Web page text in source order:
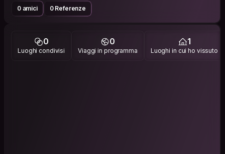
0 amici 0 Referenze
0
Luoghi condivisi
0
Viaggi in programma
1
Luoghi in cui ho vissuto